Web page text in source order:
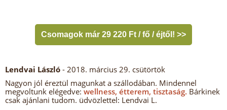
Csomagok már 29 220 Ft / fő / éjtől! >>
Lendvai László - 2018. március 29. csütörtök
Nagyon jól éreztül magunkat a szállodában. Mindennel
megvoltunk elégedve: wellness, étterem, tisztaság. Bárkinek
csak ajánlani tudom. üdvözlettel: Lendvai L.